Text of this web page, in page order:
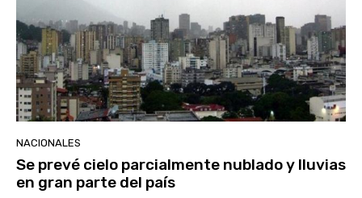
NACIONALES
Se prevé cielo parcialmente nublado y lluvias
en gran parte del país